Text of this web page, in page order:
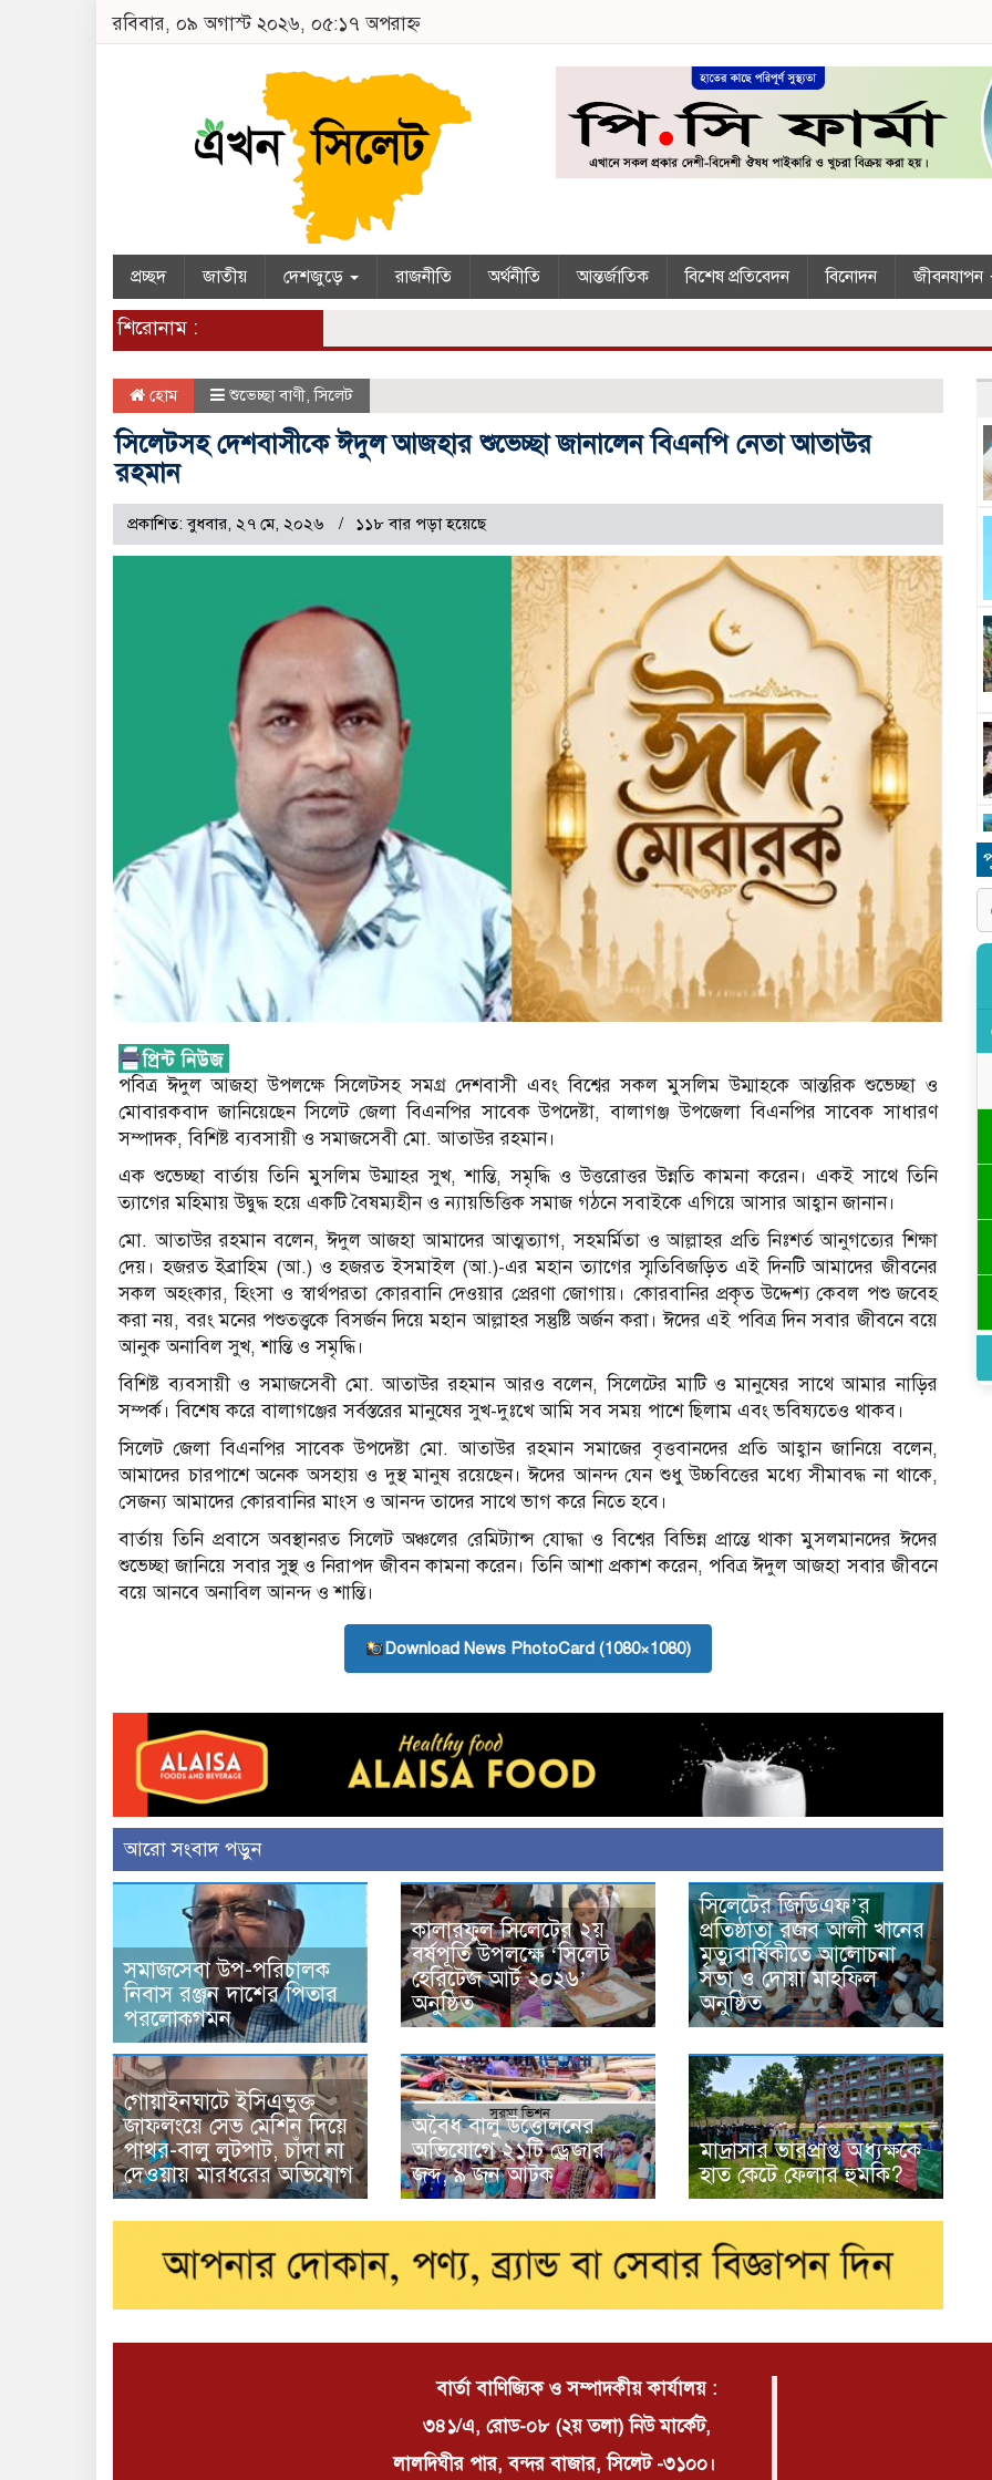
রবিবার, ০৯ অগাস্ট ২০২৬, ০৫:১৭ অপরাহ্ন
প্রচ্ছদ জাতীয় দেশজুড়ে রাজনীতি অর্থনীতি আন্তর্জাতিক বিশেষ প্রতিবেদন বিনোদন জীবনযাপন
শিরোনাম :
হোম শুভেচ্ছা বাণী,সিলেট
সিলেটসহ দেশবাসীকে ঈদুল আজহার শুভেচ্ছা জানালেন বিএনপি নেতা আতাউর
রহমান
প্রকাশিত: বুধবার, ২৭ মে, ২০২৬ ১১৮ বার পড়া হয়েছে
পবিত্র ঈদুল আজহা উপলক্ষে সিলেটসহ সমগ্র দেশবাসী এবং বিশ্বের সকল মুসলিম উম্মাহকে আন্তরিক শুভেচ্ছা ও
মোবারকবাদ জানিয়েছেন সিলেট জেলা বিএনপির সাবেক উপদেষ্টা, বালাগঞ্জ উপজেলা বিএনপির সাবেক সাধারণ
সম্পাদক, বিশিষ্ট ব্যবসায়ী ও সমাজসেবী মো. আতাউর রহমান।
এক শুভেচ্ছা বার্তায় তিনি মুসলিম উম্মাহর সুখ, শান্তি, সমৃদ্ধি ও উত্তরোত্তর উন্নতি কামনা করেন। একই সাথে তিনি
ত্যাগের মহিমায় উদ্বুদ্ধ হয়ে একটি বৈষম্যহীন ও ন্যায়ভিত্তিক সমাজ গঠনে সবাইকে এগিয়ে আসার আহ্বান জানান।
মো. আতাউর রহমান বলেন, ঈদুল আজহা আমাদের আত্মত্যাগ, সহমর্মিতা ও আল্লাহর প্রতি নিঃশর্ত আনুগত্যের শিক্ষা
দেয়। হজরত ইব্রাহিম (আ.) ও হজরত ইসমাইল (আ.)-এর মহান ত্যাগের স্মৃতিবিজড়িত এই দিনটি আমাদের জীবনের
সকল অহংকার, হিংসা ও স্বার্থপরতা কোরবানি দেওয়ার প্রেরণা জোগায়। কোরবানির প্রকৃত উদ্দেশ্য কেবল পশু জবেহ
করা নয়, বরং মনের পশুতত্ত্বকে বিসর্জন দিয়ে মহান আল্লাহর সন্তুষ্টি অর্জন করা। ঈদের এই পবিত্র দিন সবার জীবনে বয়ে
আনুক অনাবিল সুখ, শান্তি ও সমৃদ্ধি।
বিশিষ্ট ব্যবসায়ী ও সমাজসেবী মো. আতাউর রহমান আরও বলেন, সিলেটের মাটি ও মানুষের সাথে আমার নাড়ির
সম্পর্ক। বিশেষ করে বালাগঞ্জের সর্বস্তরের মানুষের সুখ-দুঃখে আমি সব সময় পাশে ছিলাম এবং ভবিষ্যতেও থাকব।
সিলেট জেলা বিএনপির সাবেক উপদেষ্টা মো. আতাউর রহমান সমাজের বৃত্তবানদের প্রতি আহ্বান জানিয়ে বলেন,
আমাদের চারপাশে অনেক অসহায় ও দুস্থ মানুষ রয়েছেন। ঈদের আনন্দ যেন শুধু উচ্চবিত্তের মধ্যে সীমাবদ্ধ না থাকে,
সেজন্য আমাদের কোরবানির মাংস ও আনন্দ তাদের সাথে ভাগ করে নিতে হবে।
বার্তায় তিনি প্রবাসে অবস্থানরত সিলেট অঞ্চলের রেমিট্যান্স যোদ্ধা ও বিশ্বের বিভিন্ন প্রান্তে থাকা মুসলমানদের ঈদের
শুভেচ্ছা জানিয়ে সবার সুস্থ ও নিরাপদ জীবন কামনা করেন। তিনি আশা প্রকাশ করেন, পবিত্র ঈদুল আজহা সবার জীবনে
বয়ে আনবে অনাবিল আনন্দ ও শান্তি।
Download News PhotoCard (1080×1080)
আরো সংবাদ পড়ুন
সমাজসেবা উপ-পরিচালক
নিবাস রঞ্জন দাশের পিতার
পরলোকগমন
কালারফুল সিলেটের ২য়
বর্ষপূর্তি উপলক্ষে ‘সিলেট
হেরিটেজ আর্ট ২০২৬’
অনুষ্ঠিত
সিলেটের জিডিএফ’র
প্রতিষ্ঠাতা রজব আলী খানের
মৃত্যুবার্ষিকীতে আলোচনা
সভা ও দোয়া মাহফিল
অনুষ্ঠিত
গোয়াইনঘাটে ইসিএভুক্ত
জাফলংয়ে সেভ মেশিন দিয়ে
পাথর-বালু লুটপাট, চাঁদা না
দেওয়ায় মারধরের অভিযোগ
অবৈধ বালু উত্তোলনের
অভিযোগে ২১টি ড্রেজার
জব্দ, ৯ জন আটক
মাদ্রাসার ভারপ্রাপ্ত অধ্যক্ষকে
হাত কেটে ফেলার হুমকি?
বার্তা বাণিজ্যিক ও সম্পাদকীয় কার্যালয় :
৩৪১/এ, রোড-০৮ (২য় তলা) নিউ মার্কেট,
লালদিঘীর পার, বন্দর বাজার, সিলেট -৩১০০।